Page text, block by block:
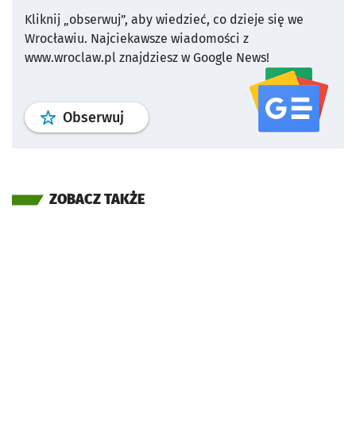
Kliknij „obserwuj”, aby wiedzieć, co dzieje się we
Wrocławiu. Najciekawsze wiadomości z
www.wroclaw.pl znajdziesz w Google News!
Obserwuj profil serwisu
ZOBACZ TAKŻE